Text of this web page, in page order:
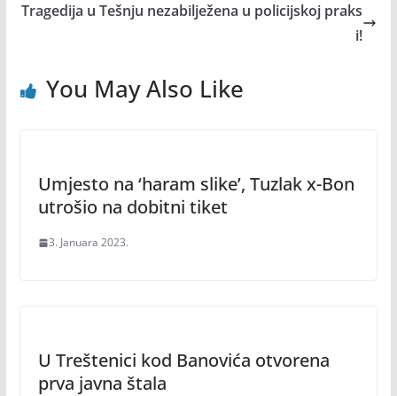
Tragedija u Tešnju nezabilježena u policijskoj praks
i!
You May Also Like
Umjesto na ‘haram slike’, Tuzlak x-Bon
utrošio na dobitni tiket
3. Januara 2023.
U Treštenici kod Banovića otvorena
prva javna štala